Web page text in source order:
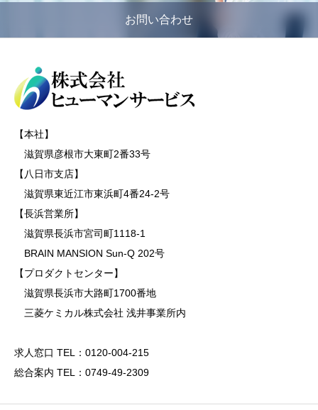
お問い合わせ
【本社】
滋賀県彦根市大東町2番33号
【八日市支店】
滋賀県東近江市東浜町4番24-2号
【長浜営業所】
滋賀県長浜市宮司町1118-1
BRAIN MANSION Sun-Q 202号
【プロダクトセンター】
滋賀県長浜市大路町1700番地
三菱ケミカル株式会社 浅井事業所内
求人窓口 TEL：0120-004-215
総合案内 TEL：0749-49-2309